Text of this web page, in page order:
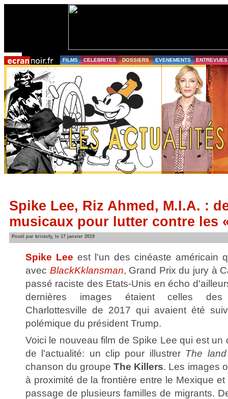
FILMS CELEBRITES DOSSIERS EVENEMENTS ENTREVUES
Spike Lee, Riz Ahmed, M.I.A. :
musicaux pour lutter contre les
Posté par kristofy, le 17 janvier 2019
Spike Lee est l'un des cinéaste américain
avec BlackKklansman, Grand Prix du jury à
passé raciste des Etats-Unis en écho
dernières images étaient celles des
Charlottesville de 2017 qui avaient été
polémique du président Trump.
Voici le nouveau film de Spike Lee qui est un
de l'actualité: un clip pour illustrer The
chanson du groupeThe Killers. Les images
à proximité de la frontière entre le Mexique
passage de plusieurs familles de migrants.